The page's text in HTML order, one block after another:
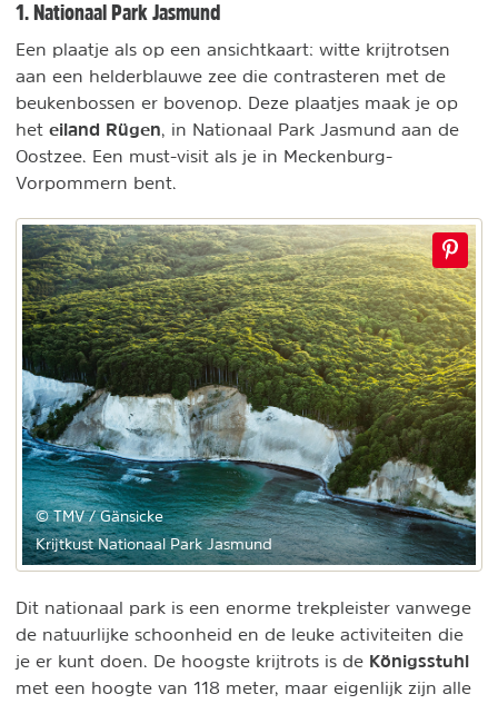
1. Nationaal Park Jasmund
Een plaatje als op een ansichtkaart: witte krijtrotsen
aan een helderblauwe zee die contrasteren met de
beukenbossen er bovenop. Deze plaatjes maak je op
het eiland Rügen, in Nationaal Park Jasmund aan de
Oostzee. Een must-visit als je in Meckenburg-
Vorpommern bent.
© TMV / Gänsicke
Krijtkust Nationaal Park Jasmund
Dit nationaal park is een enorme trekpleister vanwege
de natuurlijke schoonheid en de leuke activiteiten die
je er kunt doen. De hoogste krijtrots is de Königsstuhl
met een hoogte van 118 meter, maar eigenlijk zijn alle